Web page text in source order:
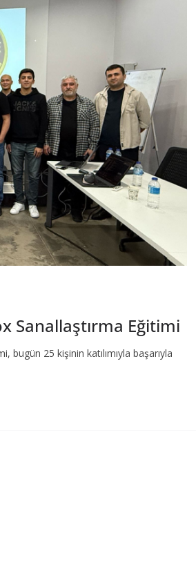
Sanallaştırma Eğitimi
25 kişinin katılımıyla başarıyla